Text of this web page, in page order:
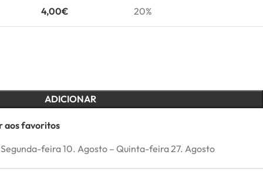
4,00€ 20%
ADICIONAR
aos favoritos
feira 10. Agosto – Quinta-feira 27. Agosto